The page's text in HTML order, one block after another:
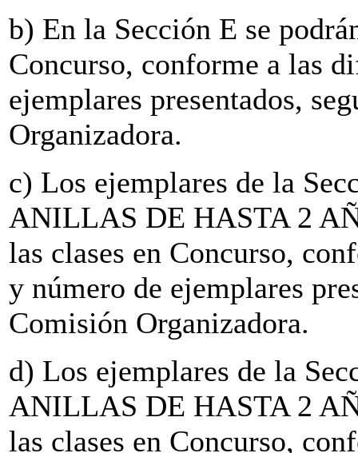
b) En la Sección E se
Concurso, conforme a las
ejemplares presentados,
Organizadora.
c) Los ejemplares de la
ANILLAS DE HASTA 2
las clases en Concurso,
y número de ejemplares
Comisión Organizadora.
d) Los ejemplares de la
ANILLAS DE HASTA 2
las clases en Concurso,